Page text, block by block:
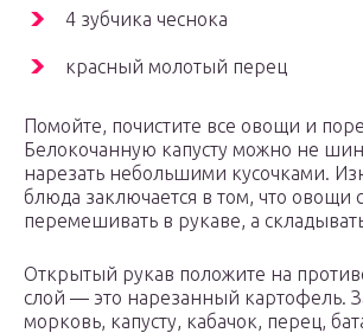
4 зубчика чеснока
красный молотый перец
Помойте, почистите все овощи и
Белокочанную капусту можно не
нарезать небольшими кусочками.
блюда заключается в том, что овощи
перемешивать в рукаве, а
Открытый рукав положите на
слой — это нарезанный картофель.
морковь, капусту, кабачок, перец,